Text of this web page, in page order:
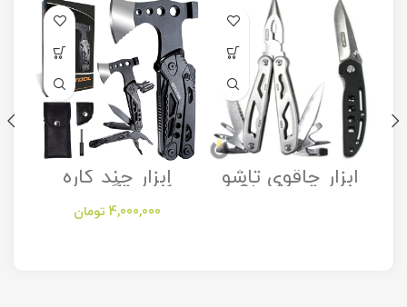
ابزار چاقوی تاشو
مدل Stanley
ابزار چند کاره
کمپینگ مدل
Camping
Multitool
4,000,000 تومان